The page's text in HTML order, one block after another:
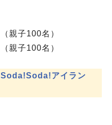
親子100名）
親子100名）
Soda!Soda!アイラン